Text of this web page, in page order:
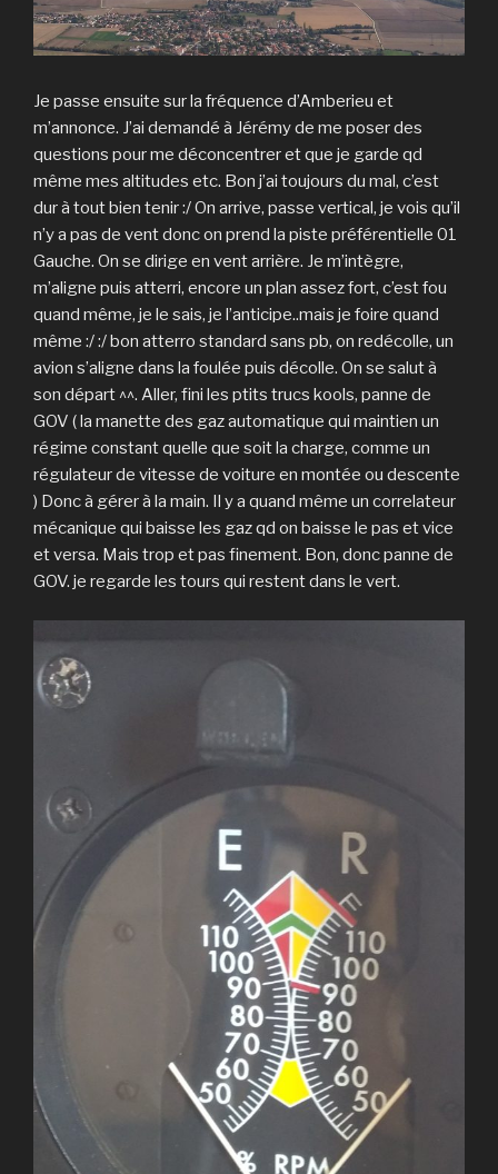
Je passe ensuite sur la fréquence d’Amberieu et
m’annonce. J’ai demandé à Jérémy de me poser des
questions pour me déconcentrer et que je garde qd
même mes altitudes etc. Bon j’ai toujours du mal, c’est
dur à tout bien tenir :/ On arrive, passe vertical, je vois qu’il
n’y a pas de vent donc on prend la piste préférentielle 01
Gauche. On se dirige en vent arrière. Je m’intègre,
m’aligne puis atterri, encore un plan assez fort, c’est fou
quand même, je le sais, je l’anticipe..mais je foire quand
même :/ :/ bon atterro standard sans pb, on redécolle, un
avion s’aligne dans la foulée puis décolle. On se salut à
son départ ^^. Aller, fini les ptits trucs kools, panne de
GOV ( la manette des gaz automatique qui maintien un
régime constant quelle que soit la charge, comme un
régulateur de vitesse de voiture en montée ou descente
) Donc à gérer à la main. Il y a quand même un correlateur
mécanique qui baisse les gaz qd on baisse le pas et vice
et versa. Mais trop et pas finement. Bon, donc panne de
GOV. je regarde les tours qui restent dans le vert.